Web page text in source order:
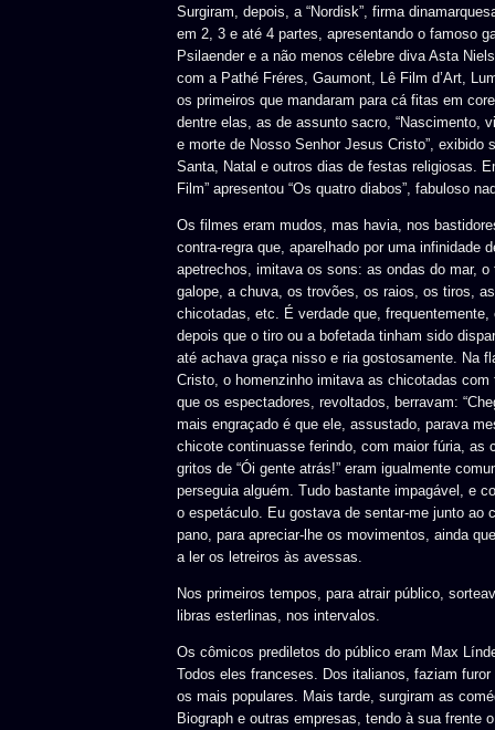
Surgiram, depois, a “Nordisk”, firma
em 2, 3 e até 4 partes, apresentando o famoso
Psilaender e a não menos célebre diva Asta
com a Pathé Fréres, Gaumont, Lê Film d’Art,
os primeiros que mandaram para cá fitas em
dentre elas, as de assunto sacro, “Nascimento,
e morte de Nosso Senhor Jesus Cristo”, exibido
Santa, Natal e outros dias de festas religiosas.
Film” apresentou “Os quatro diabos”, fabuloso
Os filmes eram mudos, mas havia, nos
contra-regra que, aparelhado por uma infinidade
apetrechos, imitava os sons: as ondas do mar,
galope, a chuva, os trovões, os raios, os tiros,
chicotadas, etc. É verdade que, frequentemente,
depois que o tiro ou a bofetada tinham sido
até achava graça nisso e ria gostosamente. Na
Cristo, o homenzinho imitava as chicotadas com
que os espectadores, revoltados, berravam:
mais engraçado é que ele, assustado, parava
chicote continuasse ferindo, com maior fúria, as
gritos de “Ói gente atrás!” eram igualmente
perseguia alguém. Tudo bastante impagável, e
o espetáculo. Eu gostava de sentar-me junto ao
pano, para apreciar-lhe os movimentos, ainda
a ler os letreiros às avessas.
Nos primeiros tempos, para atrair público,
libras esterlinas, nos intervalos.
Os cômicos prediletos do público eram Max
Todos eles franceses. Dos italianos, faziam
os mais populares. Mais tarde, surgiram as
Biograph e outras empresas, tendo à sua frente